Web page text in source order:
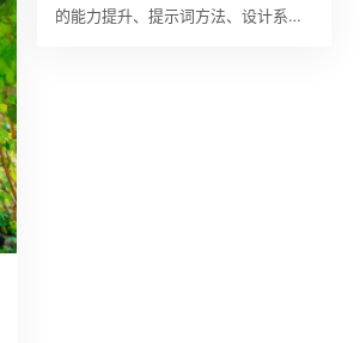
的能力提升、提示词方法、设计系统